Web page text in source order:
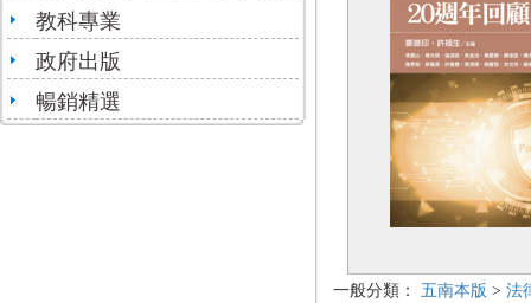
教科專業
政府出版
暢銷精選
一般分類： 五南本版 > 法